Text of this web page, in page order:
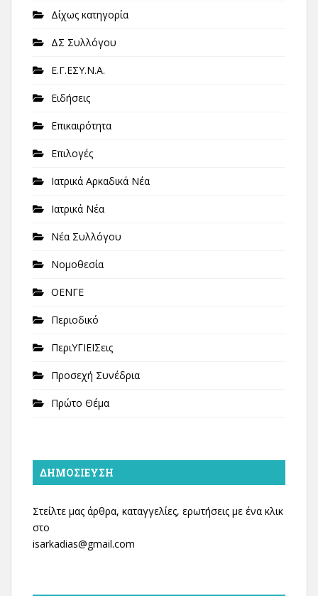
Δίχως κατηγορία
ΔΣ Συλλόγου
Ε.Γ.ΕΣΥ.Ν.Α.
Ειδήσεις
Επικαιρότητα
Επιλογές
Ιατρικά Αρκαδικά Νέα
Ιατρικά Νέα
Νέα Συλλόγου
Νομοθεσία
ΟΕΝΓΕ
Περιοδικό
ΠεριΥΓΙΕΙΣεις
Προσεχή Συνέδρια
Πρώτο Θέμα
ΔΗΜΟΣΊΕΥΣΗ
Στείλτε μας άρθρα, καταγγελίες, ερωτήσεις με ένα κλικ
στο
isarkadias@gmail.com